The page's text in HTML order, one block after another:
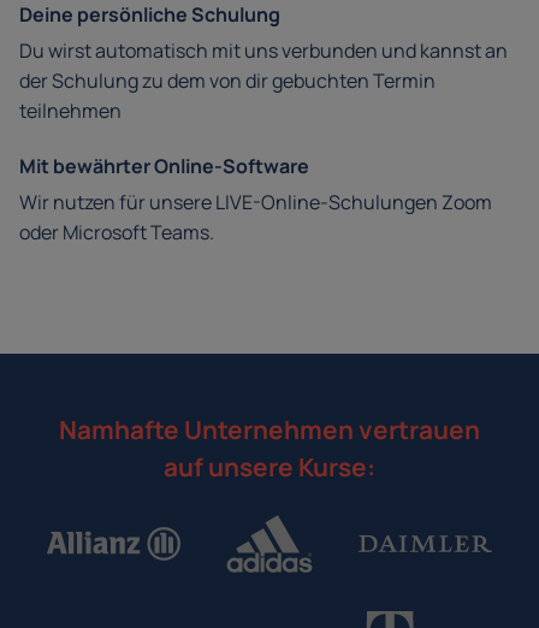
Deine persönliche Schulung
Du wirst automatisch mit uns verbunden und kannst an
der Schulung zu dem von dir gebuchten Termin
teilnehmen
Mit bewährter Online-Software
Wir nutzen für unsere LIVE-Online-Schulungen Zoom
oder Microsoft Teams.
Namhafte Unternehmen vertrauen
auf unsere Kurse: